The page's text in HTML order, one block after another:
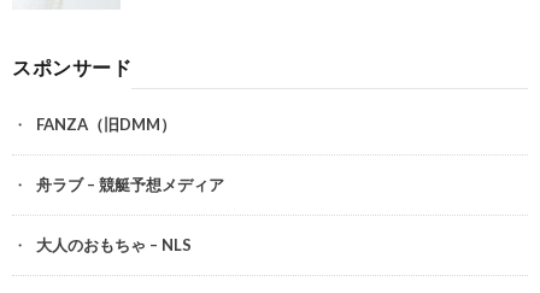
スポンサード
FANZA（旧DMM）
舟ラブ – 競艇予想メディア
大人のおもちゃ – NLS